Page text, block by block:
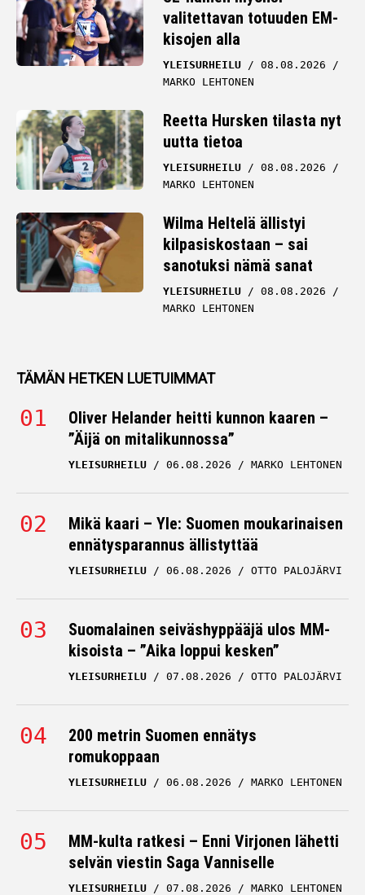
valitettavan totuuden EM-
kisojen alla
YLEISURHEILU
08.08.2026
MARKO LEHTONEN
Reetta Hursken tilasta nyt
uutta tietoa
YLEISURHEILU
08.08.2026
MARKO LEHTONEN
Wilma Heltelä ällistyi
kilpasiskostaan – sai
sanotuksi nämä sanat
YLEISURHEILU
08.08.2026
MARKO LEHTONEN
TÄMÄN HETKEN LUETUIMMAT
Oliver Helander heitti kunnon kaaren –
”Äijä on mitalikunnossa”
YLEISURHEILU 06.08.2026 MARKO LEHTONEN
Mikä kaari – Yle: Suomen moukarinaisen
ennätysparannus ällistyttää
YLEISURHEILU 06.08.2026 OTTO PALOJÄRVI
Suomalainen seiväshyppääjä ulos MM-
kisoista – ”Aika loppui kesken”
YLEISURHEILU 07.08.2026 OTTO PALOJÄRVI
200 metrin Suomen ennätys
romukoppaan
YLEISURHEILU 06.08.2026 MARKO LEHTONEN
MM-kulta ratkesi – Enni Virjonen lähetti
selvän viestin Saga Vanniselle
YLEISURHEILU 07.08.2026 MARKO LEHTONEN